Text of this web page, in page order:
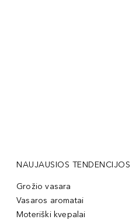
NAUJAUSIOS TENDENCIJOS
Grožio vasara
Vasaros aromatai
Moteriški kvepalai